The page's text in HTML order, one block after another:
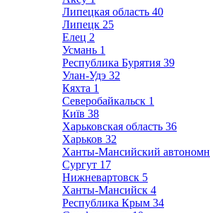
Липецкая область 40
Липецк 25
Елец 2
Усмань 1
Республика Бурятия 39
Улан-Удэ 32
Кяхта 1
Северобайкальск 1
Київ 38
Харьковская область 36
Харьков 32
Ханты-Мансийский
Сургут 17
Нижневартовск 5
Ханты-Мансийск 4
Республика Крым 34